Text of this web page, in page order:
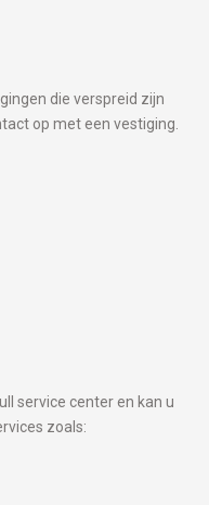
die verspreid zijn
op met een vestiging.
service center en kan u
zoals: